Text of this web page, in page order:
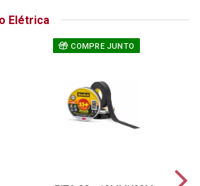
Elétrica
COMPRE JUNTO